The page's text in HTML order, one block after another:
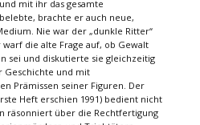
mit ihr das gesamte
brachte er auch neue,
Nie war der „dunkle Ritter“
die alte Frage auf, ob Gewalt
sei und diskutierte sie gleichzeitig
Geschichte und mit
Prämissen seiner Figuren. Der
Heft erschien 1991) bedient nicht
räsonniert über die Rechtfertigung